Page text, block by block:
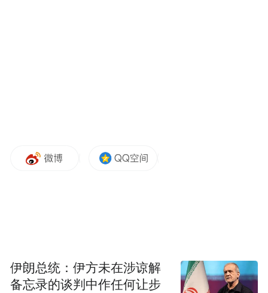
伊朗总统：伊方未在涉谅解
备忘录的谈判中作任何让步